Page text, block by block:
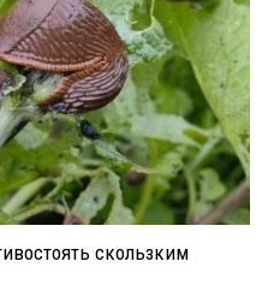
скользким